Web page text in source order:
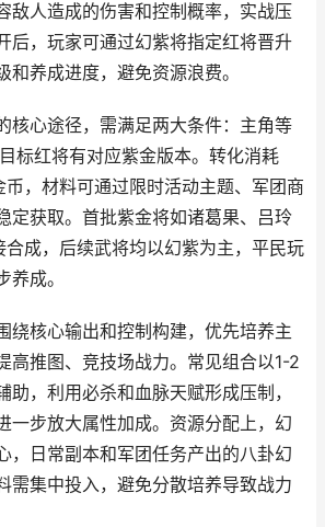
敌人造成的伤害和控制概率，实战压
后，玩家可通过幻紫将指定红将晋升
和养成进度，避免资源浪费。
核心途径，需满足两大条件：主角等
标红将有对应紫金版本。转化消耗
，材料可通过限时活动主题、军团商
定获取。首批紫金将如诸葛果、吕玲
成，后续武将均以幻紫为主，平民玩
养成。
绕核心输出和控制构建，优先培养主
高推图、竞技场战力。常见组合以1-2
助，利用必杀和血脉天赋形成压制，
一步放大属性加成。资源分配上，幻
，日常副本和军团任务产出的八卦幻
需集中投入，避免分散培养导致战力